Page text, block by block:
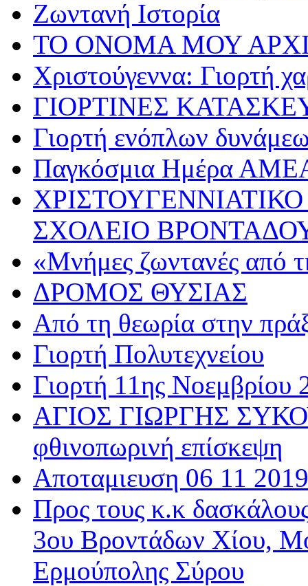
Ζωντανή Ιστορία
ΤΟ ΟΝΟΜΑ ΜΟΥ
Χριστούγεννα: Γιορτή
ΓΙΟΡΤΙΝΕΣ
Γιορτή ενόπλων
Παγκόσμια Ημέρα
ΣΧΟΛΕΙΟ
«Μνήμες ζωντανές από
ΔΡΟΜΟΣ ΘΥΣΙΑΣ
Από τη θεωρία στην
Γιορτή Πολυτεχνείου
Γιορτή 11ης Νοεμβρίου
ΑΓΙΟΣ ΓΙΩΡΓΗΣ
φθινοπωρινή επίσκεψη
Αποταμιευση 06 11 2019
Προς τους κ.κ
3ου Βροντάδων Χίου,
Ερμούπολης Σύρου